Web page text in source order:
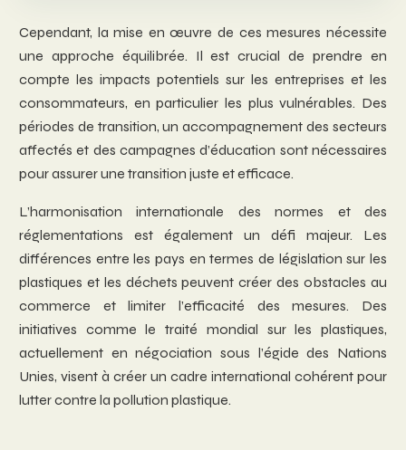
Cependant, la mise en œuvre de ces mesures nécessite
une approche équilibrée. Il est crucial de prendre en
compte les impacts potentiels sur les entreprises et les
consommateurs, en particulier les plus vulnérables. Des
périodes de transition, un accompagnement des secteurs
affectés et des campagnes d’éducation sont nécessaires
pour assurer une transition juste et efficace.
L’harmonisation internationale des normes et des
réglementations est également un défi majeur. Les
différences entre les pays en termes de législation sur les
plastiques et les déchets peuvent créer des obstacles au
commerce et limiter l’efficacité des mesures. Des
initiatives comme le traité mondial sur les plastiques,
actuellement en négociation sous l’égide des Nations
Unies, visent à créer un cadre international cohérent pour
lutter contre la pollution plastique.